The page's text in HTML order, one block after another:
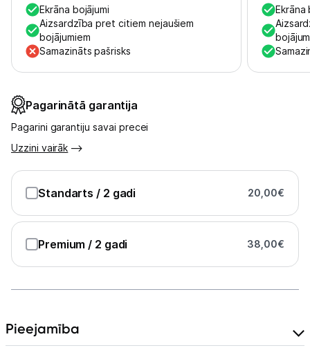
Planšetdatori un aksesuāri
Piederumi
Bezvadu skaļruņi
Stacionārie un bezvadu telefoni
Sadzīves tehnika
Ražotāju atjaunota tehnika
Vēlmju saraksts
Ekrāna bojājumi
Aizsardzība pret citiem nejaušiem
bojājumiem
Samazināts pašrisks
Ekrāna
Pagarinātā garantija
Pagarini garantiju savai precei
Uzzini vairāk
Standarts / 2 gadi 20,00€
Premium / 2 gadi 38,00€
Pieejamība